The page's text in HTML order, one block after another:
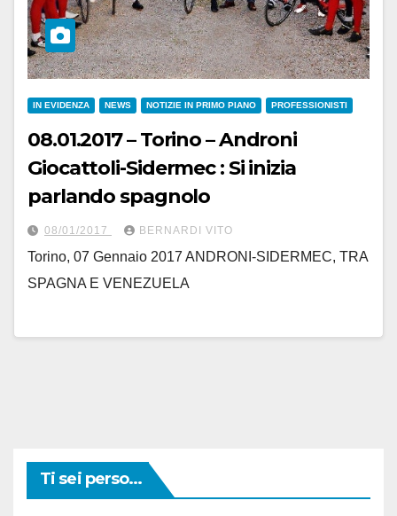
IN EVIDENZA NEWS NOTIZIE IN PRIMO PIANO PROFESSIONISTI
08.01.2017 – Torino – Androni
Giocattoli-Sidermec : Si inizia
parlando spagnolo
08/01/2017 BERNARDI VITO
Torino, 07 Gennaio 2017 ANDRONI-SIDERMEC, TRA
SPAGNA E VENEZUELA
Ti sei perso...